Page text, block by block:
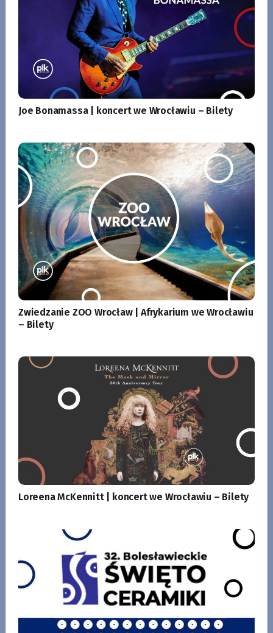
Joe Bonamassa | koncert we Wrocławiu – Bilety
Zwiedzanie ZOO Wrocław | Afrykarium we Wrocławiu
– Bilety
Loreena McKennitt | koncert we Wrocławiu – Bilety